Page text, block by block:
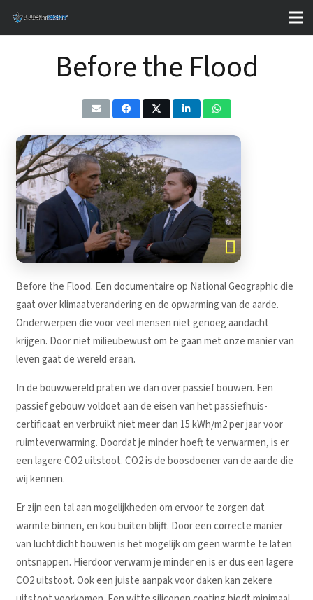
Before the Flood
Before the Flood. Een documentaire op National Geographic die
gaat over klimaatverandering en de opwarming van de aarde.
Onderwerpen die voor veel mensen niet genoeg aandacht
krijgen. Door niet milieubewust om te gaan met onze manier van
leven gaat de wereld eraan.
In de bouwwereld praten we dan over passief bouwen. Een
passief gebouw voldoet aan de eisen van het passiefhuis-
certificaat en verbruikt niet meer dan 15 kWh/m2 per jaar voor
ruimteverwarming. Doordat je minder hoeft te verwarmen, is er
een lagere CO2 uitstoot. CO2 is de boosdoener van de aarde die
wij kennen.
Er zijn een tal aan mogelijkheden om ervoor te zorgen dat
warmte binnen, en kou buiten blijft. Door een correcte manier
van luchtdicht bouwen is het mogelijk om geen warmte te laten
ontsnappen. Hierdoor verwarm je minder en is er dus een lagere
CO2 uitstoot. Ook een juiste aanpak voor daken kan zekere